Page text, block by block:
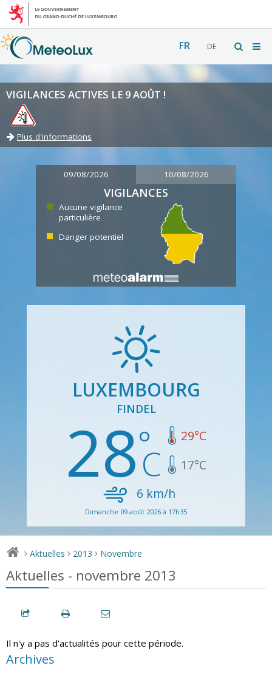
FR DE
VIGILANCES ACTIVES LE 9 AOÛT !
Plus d'informations
09/08/2026 10/08/2026
VIGILANCES
Aucune vigilance
particulière
Danger potentiel
LUXEMBOURG
FINDEL
28 29°C
17°C
6 km/h
Dimanche 09 août 2026 à 17h35
> Aktuelles > 2013 > Novembre
Aktuelles - novembre 2013
Il n'y a pas d'actualités pour cette période.
Archives